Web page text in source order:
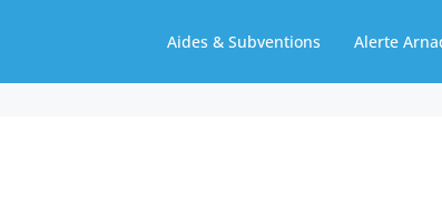
Aides & Subventions Alerte